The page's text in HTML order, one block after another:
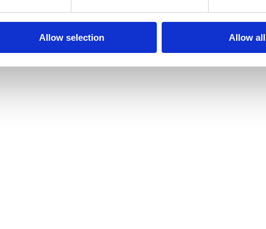
Allow selection Allow all